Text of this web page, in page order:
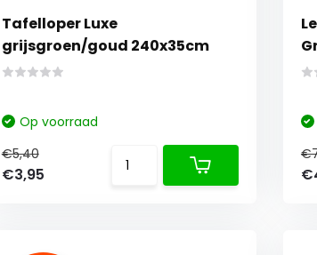
Tafelloper Luxe
grijsgroen/goud 240x35cm
Op voorraad
€5,40
€3,95